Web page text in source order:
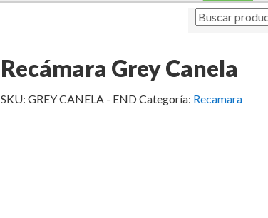
Recámara Grey Canela
SKU:GREY CANELA - ENDCategoría: Recamara